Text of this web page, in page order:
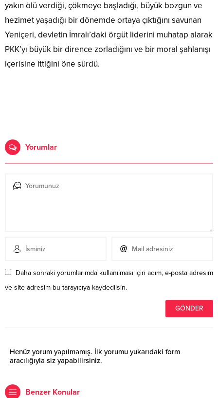
yakın ölü verdiği, çökmeye başladığı, büyük bozgun ve
hezimet yaşadığı bir dönemde ortaya çıktığını savunan
Yeniçeri, devletin İmralı’daki örgüt liderini muhatap alarak
PKK’yı büyük bir dirence zorladığını ve bir moral şahlanışı
içerisine ittiğini öne sürdü.
Yorumlar
Daha sonraki yorumlarımda kullanılması için adım, e-posta adresim
ve site adresim bu tarayıcıya kaydedilsin.
Henüz yorum yapılmamış. İlk yorumu yukarıdaki form
aracılığıyla siz yapabilirsiniz.
Benzer Konular